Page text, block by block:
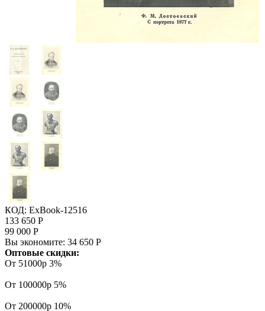
КОД: ExBook-12516
133 650 Р
99 000 Р
Вы экономите: 34 650 Р
Оптовые скидки:
От 51000р 3%
От 100000р 5%
От 200000р 10%